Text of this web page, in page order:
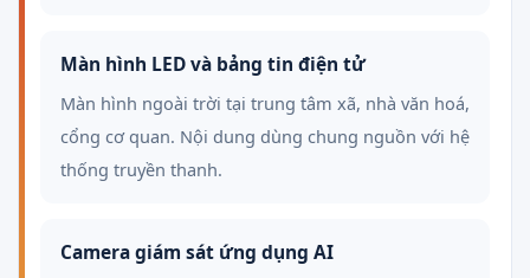
Màn hình LED và bảng tin điện tử
Màn hình ngoài trời tại trung tâm xã, nhà văn hoá,
cổng cơ quan. Nội dung dùng chung nguồn với hệ
thống truyền thanh.
Camera giám sát ứng dụng AI